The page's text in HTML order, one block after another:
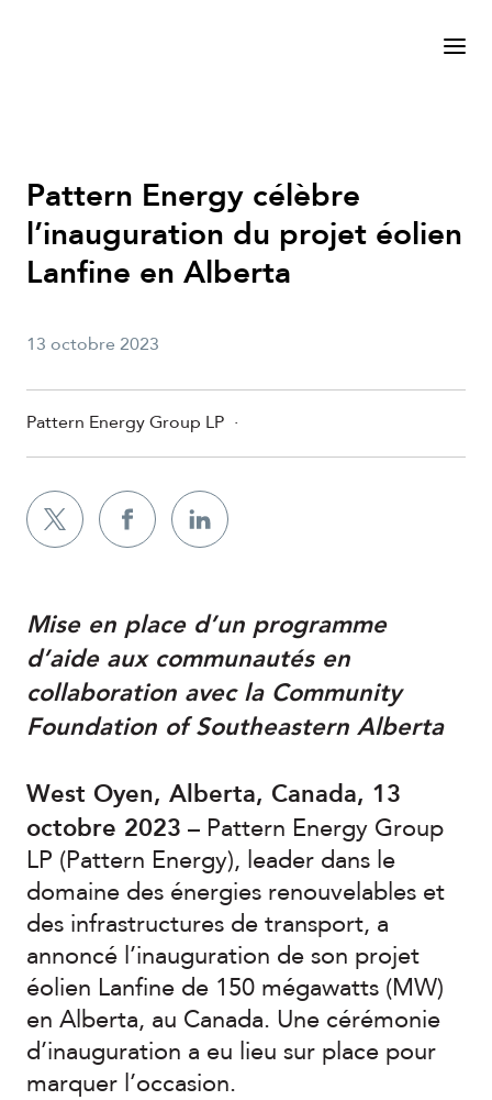
Pattern Energy célèbre
l’inauguration du projet éolien
Lanfine en Alberta
Pattern Energy Group LP
13 octobre 2023
Mise en place d’un programme
d’aide aux communautés en
collaboration avec la Community
Foundation of Southeastern Alberta
West Oyen, Alberta, Canada, 13
octobre 2023 – Pattern Energy Group
LP (Pattern Energy), leader dans le
domaine des énergies renouvelables et
des infrastructures de transport, a
annoncé l’inauguration de son projet
éolien Lanfine de 150 mégawatts (MW)
en Alberta, au Canada. Une cérémonie
d’inauguration a eu lieu sur place pour
marquer l’occasion.